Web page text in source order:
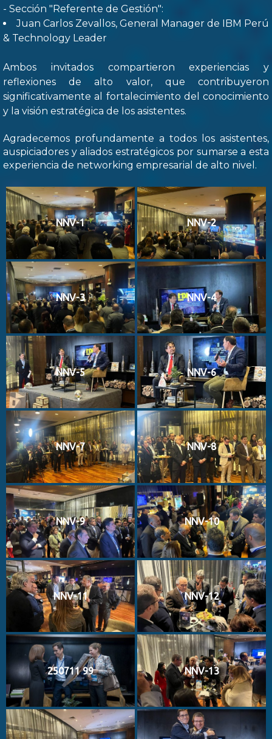
- Sección "Referente de Gestión":
Juan Carlos Zevallos, General Manager de IBM Perú
& Technology Leader
Ambos invitados compartieron experiencias y
reflexiones de alto valor, que contribuyeron
significativamente al fortalecimiento del conocimiento
y la visión estratégica de los asistentes.
Agradecemos profundamente a todos los asistentes,
auspiciadores y aliados estratégicos por sumarse a esta
experiencia de networking empresarial de alto nivel.
NNV-1 NNV-2
NNV-3 NNV-4
NNV-5 NNV-6
NNV-7 NNV-8
NNV-9 NNV-10
NNV-11 NNV-12
250711 99 NNV-13